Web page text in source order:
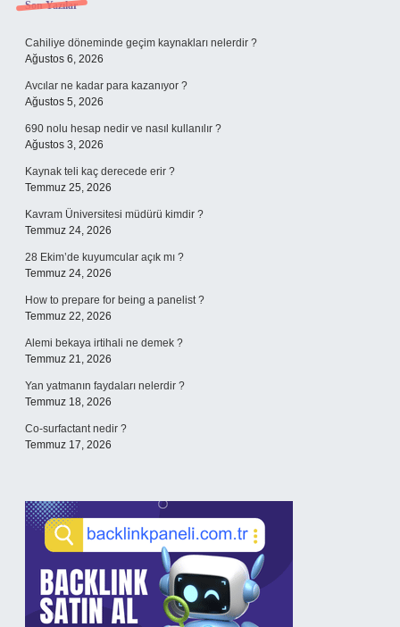
Sidebar
Son Yazılar
Cahiliye döneminde geçim kaynakları nelerdir ?
Ağustos 6, 2026
Avcılar ne kadar para kazanıyor ?
Ağustos 5, 2026
690 nolu hesap nedir ve nasıl kullanılır ?
Ağustos 3, 2026
Kaynak teli kaç derecede erir ?
Temmuz 25, 2026
Kavram Üniversitesi müdürü kimdir ?
Temmuz 24, 2026
28 Ekim’de kuyumcular açık mı ?
Temmuz 24, 2026
How to prepare for being a panelist ?
Temmuz 22, 2026
Alemi bekaya irtihali ne demek ?
Temmuz 21, 2026
Yan yatmanın faydaları nelerdir ?
Temmuz 18, 2026
Co-surfactant nedir ?
Temmuz 17, 2026